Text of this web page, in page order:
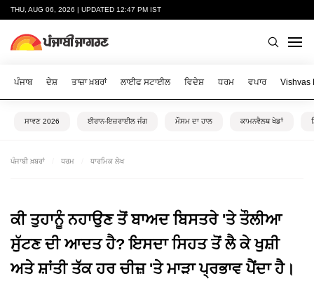
THU, AUG 06, 2026 | UPDATED 12:47 PM IST
ਪੰਜਾਬ ਦੇਸ਼ ਤਾਜ਼ਾ ਖ਼ਬਰਾਂ ਲਾਈਫ ਸਟਾਈਲ ਵਿਦੇਸ਼ ਧਰਮ ਵਪਾਰ Vishvas
ਸਾਵਣ 2026 ਈਰਾਨ-ਇਜ਼ਰਾਈਲ ਜੰਗ ਮੌਸਮ ਦਾ ਹਾਲ ਕਾਮਨਵੈਲਥ ਖੇਡਾਂ
ਪੰਜਾਬੀ ਖ਼ਬਰਾਂ ਧਰਮ ਧਾਰਮਿਕ ਲੇਖ
ਕੀ ਤੁਹਾਨੂੰ ਨਹਾਉਣ ਤੋਂ ਬਾਅਦ ਬਿਸਤਰੇ 'ਤੇ ਤੌਲੀਆ
ਸੁੱਟਣ ਦੀ ਆਦਤ ਹੈ? ਇਸਦਾ ਸਿਹਤ ਤੋਂ ਲੈ ਕੇ ਖੁਸ਼ੀ
ਅਤੇ ਸ਼ਾਂਤੀ ਤੱਕ ਹਰ ਚੀਜ਼ 'ਤੇ ਮਾੜਾ ਪ੍ਰਭਾਵ ਪੈਂਦਾ ਹੈ।